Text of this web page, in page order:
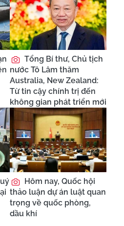
Tổng Bí thư, Chủ tịch
nước Tô Lâm thăm
Australia, New Zealand:
Từ tin cậy chính trị đến
không gian phát triển mới
Hôm nay, Quốc hội
thảo luận dự án luật quan
trọng về quốc phòng,
dầu khí